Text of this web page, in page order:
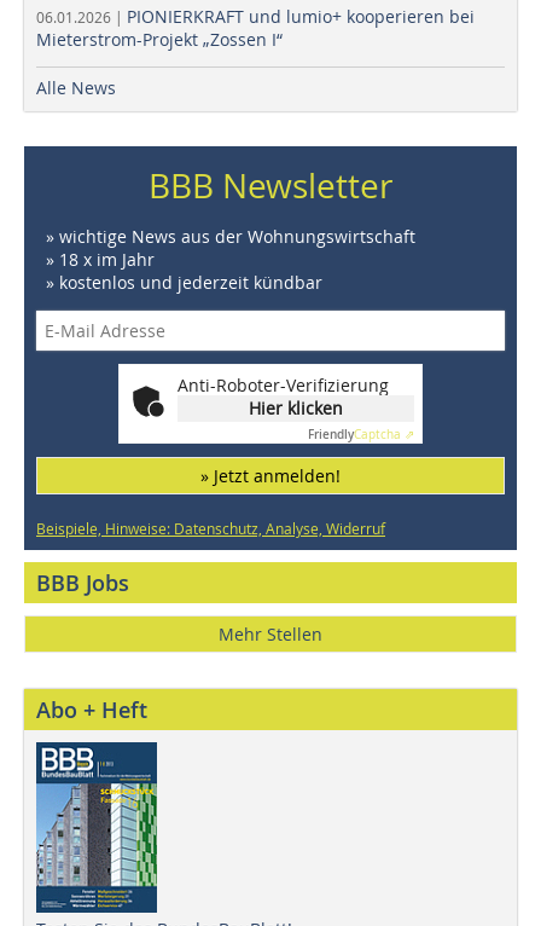
06.01.2026 | PIONIERKRAFT und lumio+ kooperieren bei
Mieterstrom-Projekt „Zossen I“
Alle News
BBB Newsletter
» wichtige News aus der Wohnungswirtschaft
» 18 x im Jahr
» kostenlos und jederzeit kündbar
Anti-Roboter-Verifizierung
Hier klicken
FriendlyCaptcha ⇗
» Jetzt anmelden!
Beispiele, Hinweise: Datenschutz, Analyse, Widerruf
BBB Jobs
Mehr Stellen
Abo + Heft